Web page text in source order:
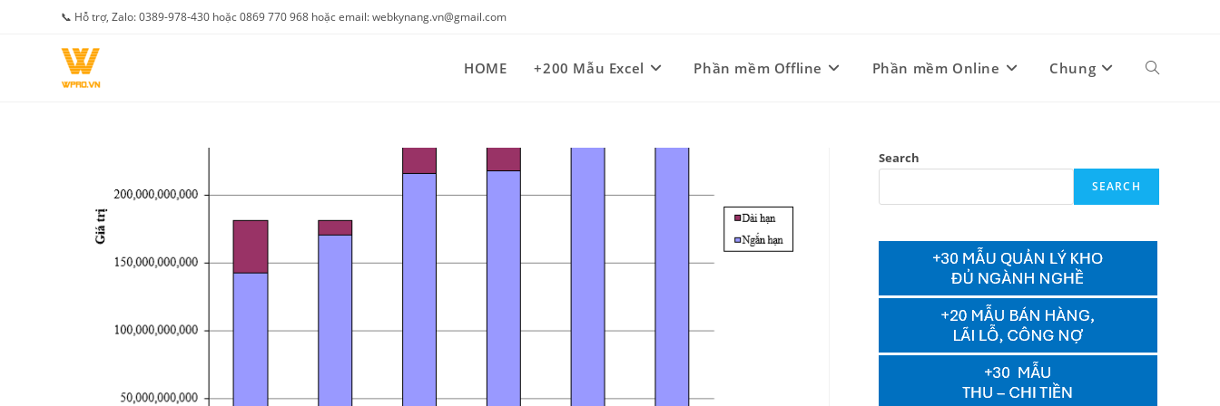
📞 Hỗ trợ, Zalo: 0389-978-430 hoặc 0869 770 968 hoặc email: webkynang.vn@gmail.com
HOME +200 Mẫu Excel Phần mềm Offline Phần mềm Online Chung Toggle
search
Search
SEARCH